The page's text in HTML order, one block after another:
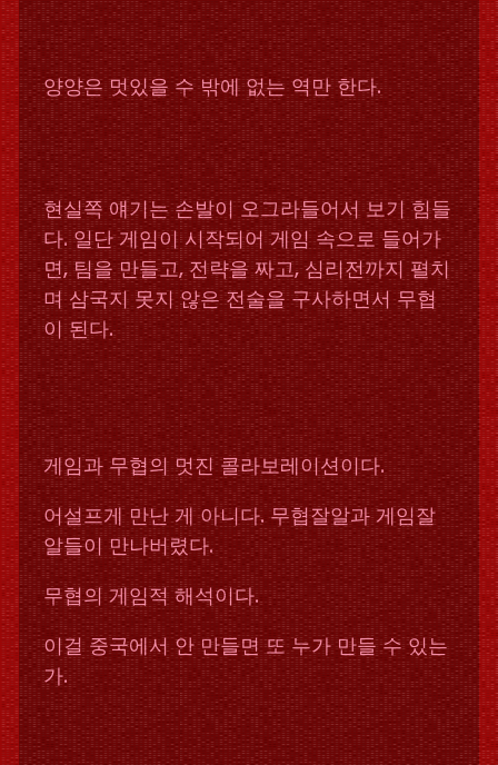
양양은 멋있을 수 밖에 없는 역만 한다.
현실쪽 얘기는 손발이 오그라들어서 보기 힘들
다. 일단 게임이 시작되어 게임 속으로 들어가
면, 팀을 만들고, 전략을 짜고, 심리전까지 펼치
며 삼국지 못지 않은 전술을 구사하면서 무협
이 된다.
게임과 무협의 멋진 콜라보레이션이다.
어설프게 만난 게 아니다. 무협잘알과 게임잘
알들이 만나버렸다.
무협의 게임적 해석이다.
이걸 중국에서 안 만들면 또 누가 만들 수 있는
가.